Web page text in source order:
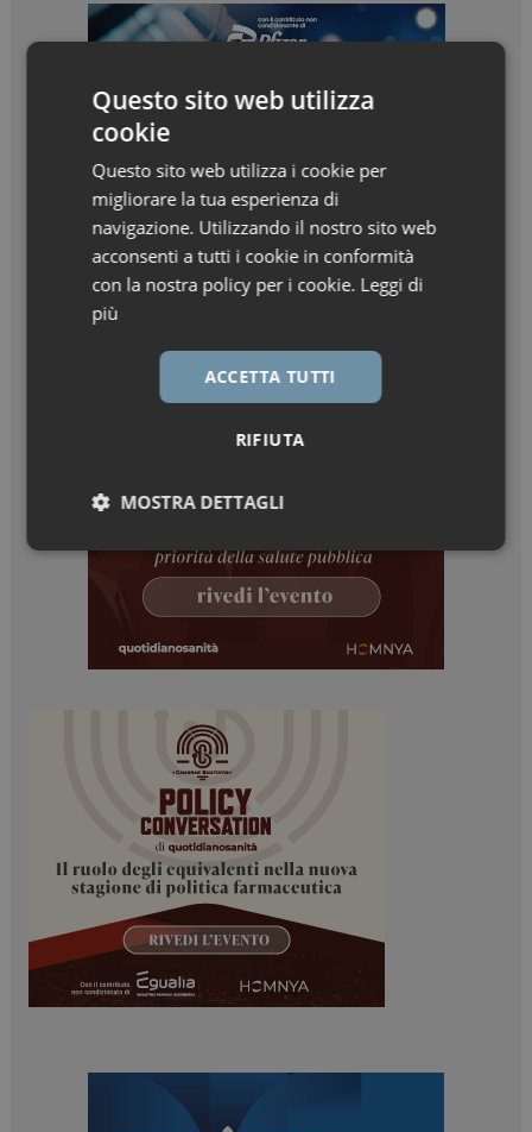
Questo sito web utilizza
cookie
Questo sito web utilizza i cookie per
migliorare la tua esperienza di
navigazione. Utilizzando il nostro sito web
acconsenti a tutti i cookie in conformità
con la nostra policy per i cookie. Leggi di
più
ACCETTA TUTTI
RIFIUTA
MOSTRA DETTAGLI
Necessari Marketing
Necessari
I cookie necessari contribuiscono a rendere fruibile il
sito web abilitandone funzionalità di base quali la
navigazione sulle pagine e l'accesso alle aree
protette del sito. Il sito web non è in grado di
funzionare correttamente senza questi cookie.
NOME
FORNITORE / DOMINIO
Google LLC
.dailyhealthindustry.it